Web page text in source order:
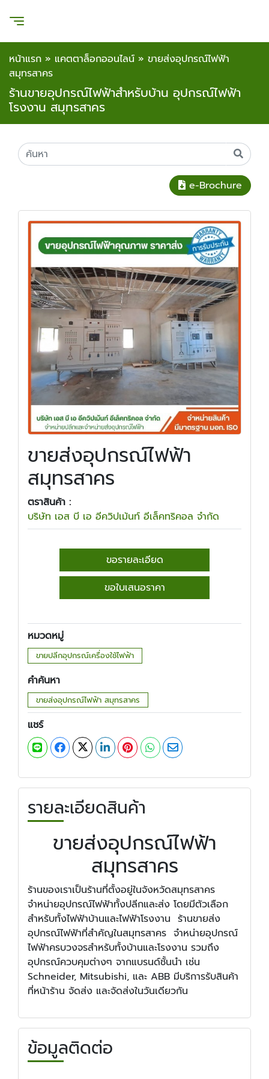
หน้าแรก » แคตตาล็อกออนไลน์ » ขายส่งอุปกรณ์ไฟฟ้า
สมุทรสาคร
ร้านขายอุปกรณ์ไฟฟ้าสำหรับบ้าน อุปกรณ์ไฟฟ้า
โรงงาน สมุทรสาคร
e-Brochure
ขายส่งอุปกรณ์ไฟฟ้า
สมุทรสาคร
ตราสินค้า :
บริษัท เอส บี เอ อีควิปเม้นท์ อีเล็คทริคอล จำกัด
ขอรายละเอียด
ขอใบเสนอราคา
หมวดหมู่
ขายปลีกอุปกรณ์เครื่องใช้ไฟฟ้า
คำค้นหา
ขายส่งอุปกรณ์ไฟฟ้า สมุทรสาคร
แชร์
รายละเอียดสินค้า
ขายส่งอุปกรณ์ไฟฟ้า
สมุทรสาคร
ร้านของเราเป็นร้านที่ตั้งอยู่ในจังหวัดสมุทรสาคร
จำหน่ายอุปกรณ์ไฟฟ้าทั้งปลีกและส่ง โดยมีตัวเลือก
สำหรับทั้งไฟฟ้าบ้านและไฟฟ้าโรงงาน ร้านขายส่ง
อุปกรณ์ไฟฟ้าที่สำคัญในสมุทรสาคร จำหน่ายอุปกรณ์
ไฟฟ้าครบวงจรสำหรับทั้งบ้านและโรงงาน รวมถึง
อุปกรณ์ควบคุมต่างๆ จากแบรนด์ชั้นนำ เช่น
Schneider, Mitsubishi, และ ABB มีบริการรับสินค้า
ที่หน้าร้าน จัดส่ง และจัดส่งในวันเดียวกัน
ข้อมูลติดต่อ